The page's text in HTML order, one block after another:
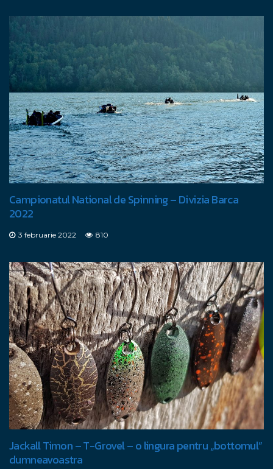
Campionatul National de Spinning – Divizia Barca
2022
3 februarie 2022 810
Jackall Timon – T-Grovel – o lingura pentru „bottomul”
dumneavoastra